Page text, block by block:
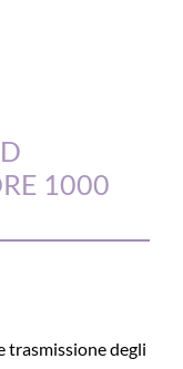
1000
trasmissione degli